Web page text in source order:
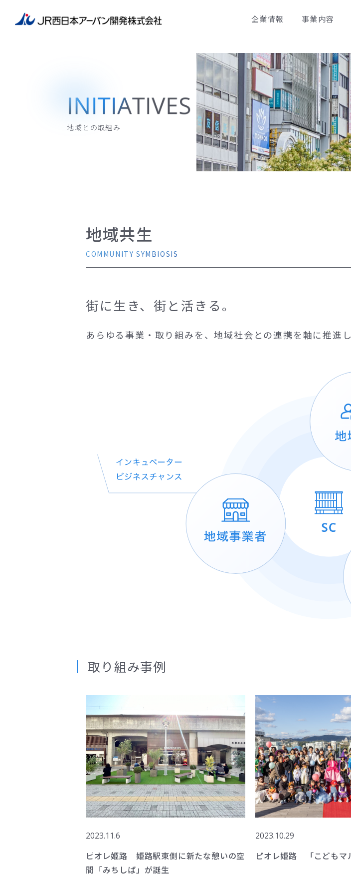
企業情報
企業情報トップ
トップメッセージ
企業理念
沿革
事業内容
事業内容
事業内容トップ
運営
施設紹介
施設紹介トップ
ピオレ
リブ
グリーンプレイス
地域との取組み
地域共生
COMMUNITY SYMBIOSIS
街に生き、街と活きる。
あらゆる事業・取り組みを、地域社会との連携を軸に推進し
取り組み事例
2023.11.6
ピオレ姫路 姫路駅東側に新たな憩いの空
間「みちしば」が誕生
2023.10.29
ピオレ姫路 「こどもマ